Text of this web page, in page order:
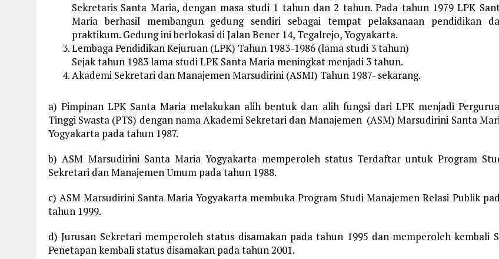
Sekretaris Santa Maria, dengan masa studi 1 tahun dan 2 tahun. Pada tahun 1979 LPK
Maria berhasil membangun gedung sendiri sebagai tempat pelaksanaan pendidikan
praktikum. Gedung ini berlokasi di Jalan Bener 14, Tegalrejo, Yogyakarta.
Lembaga Pendidikan Kejuruan (LPK) Tahun 1983-1986 (lama studi 3 tahun)
Sejak tahun 1983 lama studi LPK Santa Maria meningkat menjadi 3 tahun.
Akademi Sekretari dan Manajemen Marsudirini (ASMI) Tahun 1987- sekarang.
a) Pimpinan LPK Santa Maria melakukan alih bentuk dan alih fungsi dari LPK menjadi
Tinggi Swasta (PTS) dengan nama Akademi Sekretari dan Manajemen (ASM) Marsudirini Santa
Yogyakarta pada tahun 1987.
b) ASM Marsudirini Santa Maria Yogyakarta memperoleh status Terdaftar untuk Program
Sekretari dan Manajemen Umum pada tahun 1988.
c) ASM Marsudirini Santa Maria Yogyakarta membuka Program Studi Manajemen Relasi Publik
tahun 1999.
d) Jurusan Sekretari memperoleh status disamakan pada tahun 1995 dan memperoleh kembali
Penetapan kembali status disamakan pada tahun 2001.